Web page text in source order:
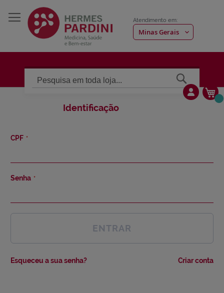
Atendimento em:
Pesquisa
Identificação
CPF
Senha
ENTRAR
Esqueceu a sua senha? Criar conta